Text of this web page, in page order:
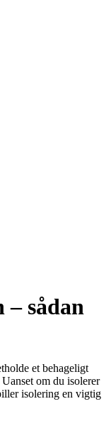
sådan
et behageligt
om du isolerer
isolering en vigtig